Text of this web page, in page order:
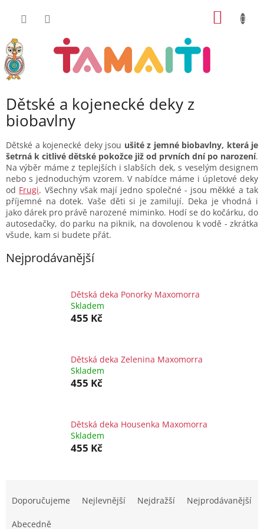
Dětské a kojenecké deky z
biobavlny
Dětské a kojenecké deky jsou ušité z jemné biobavlny, která je
šetrná k citlivé dětské pokožce již od prvních dní po narození.
Na výběr máme z teplejších i slabších dek, s veselým designem
nebo s jednoduchým vzorem. V nabídce máme i úpletové deky
od Frugi. Všechny však mají jedno společné - jsou měkké a tak
příjemné na dotek. Vaše děti si je zamilují. Deka je vhodná i
jako dárek pro právě narozené miminko. Hodí se do kočárku, do
autosedačky, do parku na piknik, na dovolenou k vodě - zkrátka
všude, kam si budete přát.
Nejprodávanější
Dětská deka Ponorky Maxomorra
Skladem
455 Kč
Dětská deka Zelenina Maxomorra
Skladem
455 Kč
Dětská deka Housenka Maxomorra
Skladem
455 Kč
Doporučujeme Nejlevnější Nejdražší Nejprodávanější
Abecedně